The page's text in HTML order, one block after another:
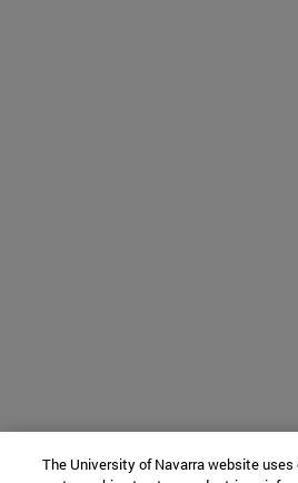
The University of Navarra website uses